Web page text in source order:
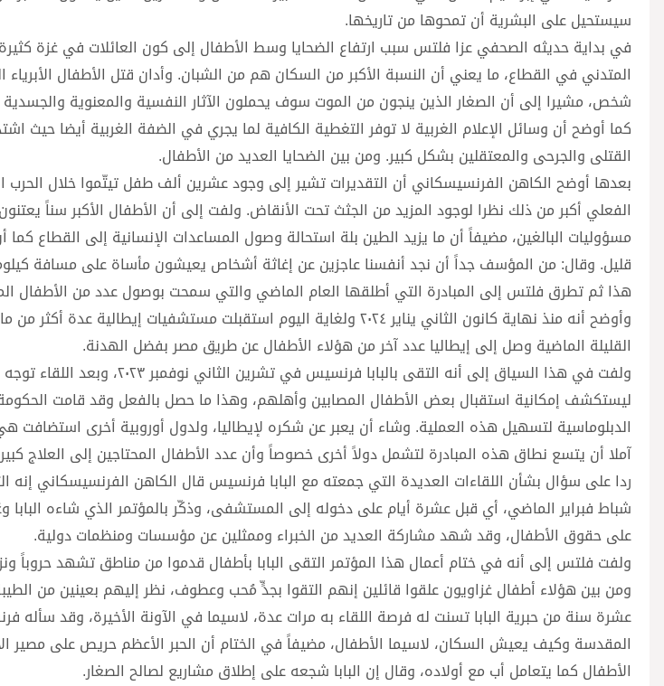
سيستحيل على البشرية أن تمحوها من تاريخها.
في بداية حديثه الصحفي عزا فلتس سبب ارتفاع الضحايا وسط الأطفال إلى كون العائلات في غزة كثيرة
المتدني في القطاع، ما يعني أن النسبة الأكبر من السكان هم من الشبان. وأدان قتل الأطفال الأبرياء
شخص، مشيرا إلى أن الصغار الذين ينجون من الموت سوف يحملون الآثار النفسية والمعنوية والجسدية
كما أوضح أن وسائل الإعلام الغربية لا توفر التغطية الكافية لما يجري في الضفة الغربية أيضا حيث
القتلى والجرحى والمعتقلين بشكل كبير. ومن بين الضحايا العديد من الأطفال.
بعدها أوضح الكاهن الفرنسيسكاني أن التقديرات تشير إلى وجود عشرين ألف طفل تيتّموا خلال الحرب
الفعلي أكبر من ذلك نظرا لوجود المزيد من الجثث تحت الأنقاض. ولفت إلى أن الأطفال الأكبر سناً
مسؤوليات البالغين، مضيفاً أن ما يزيد الطين بلة استحالة وصول المساعدات الإنسانية إلى القطاع كما
قليل. وقال: من المؤسف جداً أن نجد أنفسنا عاجزين عن إغاثة أشخاص يعيشون مأساة على مسافة
هذا ثم تطرق فلتس إلى المبادرة التي أطلقها العام الماضي والتي سمحت بوصول عدد من الأطفال
وأوضح أنه منذ نهاية كانون الثاني يناير ٢٠٢٤ ولغاية اليوم استقبلت مستشفيات
القليلة الماضية وصل إلى إيطاليا عدد آخر من هؤلاء الأطفال عن طريق مصر بفضل الهدنة.
ولفت في هذا السياق إلى أنه التقى بالبابا
ليستكشف إمكانية استقبال بعض الأطفال المصابين وأهلهم، وهذا ما حصل بالفعل وقد قامت الحكومة
الدبلوماسية لتسهيل هذه العملية. وشاء أن يعبر عن شكره لإيطاليا، ولدول أوروبية أخرى استضافت
آملا أن يتسع نطاق هذه المبادرة لتشمل دولاً أخرى خصوصاً وأن عدد الأطفال المحتاجين إلى العلاج
ردا على سؤال بشأن اللقاءات العديدة التي جمعته مع البابا فرنسيس قال الكاهن الفرنسيسكاني إنه
شباط فبراير الماضي، أي قبل عشرة أيام على دخوله إلى المستشفى، وذكّر بالمؤتمر الذي شاءه البابا
على حقوق الأطفال، وقد شهد مشاركة العديد من الخبراء وممثلين عن مؤسسات ومنظمات دولية.
ولفت فلتس إلى أنه في ختام أعمال هذا المؤتمر التقى البابا بأطفال قدموا من مناطق تشهد حروباً
ومن بين هؤلاء أطفال غزاويون علقوا قائلين إنهم التقوا بجدٍّ مُحب وعطوف، نظر إليهم بعينين من
عشرة سنة من حبرية البابا تسنت له فرصة اللقاء به مرات عدة، لاسيما في الآونة الأخيرة، وقد
المقدسة وكيف يعيش السكان، لاسيما الأطفال، مضيفاً في الختام أن الحبر الأعظم حريص على مصير
الأطفال كما يتعامل أب مع أولاده، وقال إن البابا شجعه على إطلاق مشاريع لصالح الصغار.